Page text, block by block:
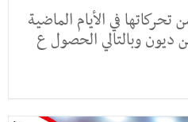
في الأيام الماضية
وبالتالي الحصول ع